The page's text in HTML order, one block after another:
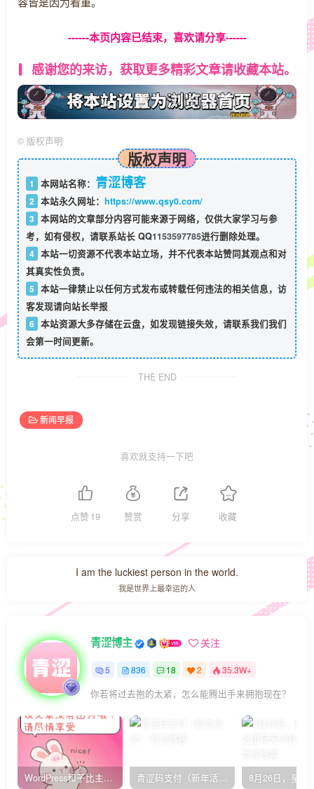
------本页内容已结束，喜欢请分享------
感谢您的来访，获取更多精彩文章请收藏本站。
© 版权声明
版权声明
1 本网站名称： 青涩博客
2 本站永久网址： https://www.qsy0.com/
3 本网站的文章部分内容可能来源于网络，仅供大家学习与参
考，如有侵权，请联系站长 QQ1153597785进行删除处理。
4 本站一切资源不代表本站立场，并不代表本站赞同其观点和对
其真实性负责。
5 本站一律禁止以任何方式发布或转载任何违法的相关信息，访
客发现请向站长举报
6 本站资源大多存储在云盘，如发现链接失效，请联系我们我们
会第一时间更新。
THE END
新闻早报
喜欢就支持一下吧
点赞 19 赞赏 分享 收藏
I am the luckiest person in the world.
我是世界上最幸运的人
青涩博主 关注
5 836 18 2 35.3W+
你若将过去抱的太紧，怎么能腾出手来拥抱现在？
WordPress和子比主题模板&网站美化方法教程-已更新到:23-01-8 青涩码支付（新年活动）